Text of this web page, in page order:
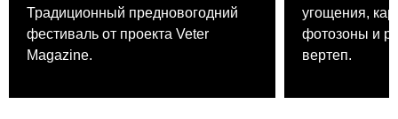
Традиционный предновогодний
фестиваль от проекта Veter
Magazine.
угощения,
фотозоны и
вертеп.